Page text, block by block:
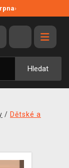
›
Hledat
/ Dětské a